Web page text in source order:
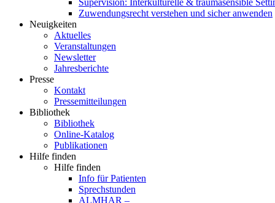
Zuwendungsrecht verstehen und sicher anwenden
Neuigkeiten
Aktuelles
Veranstaltungen
Newsletter
Jahresberichte
Presse
Kontakt
Pressemitteilungen
Bibliothek
Bibliothek
Online-Katalog
Publikationen
Hilfe finden
Hilfe finden
Info für Patienten
Sprechstunden
ALMHAR –